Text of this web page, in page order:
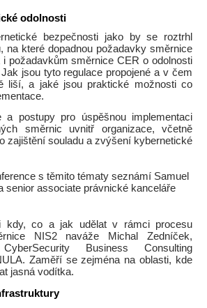
odolnosti
bezpečnosti jako by se roztrhl
na které dopadnou požadavky směrnice
i požadavkům směrnice CER o odolnosti
jsou tyto regulace propojené a v čem
liší, a jaké jsou praktické možnosti co
a postupy pro úspěšnou implementaci
směrnic uvnitř organizace, včetně
zajištění souladu a zvýšení kybernetické
s těmito tématy seznámí Samuel
senior associate právnické kanceláře
kdy, co a jak udělat v rámci procesu
NIS2 naváže Michal Zedníček,
Business Consulting
Zaměří se zejména na oblasti, kde
jasná vodítka.